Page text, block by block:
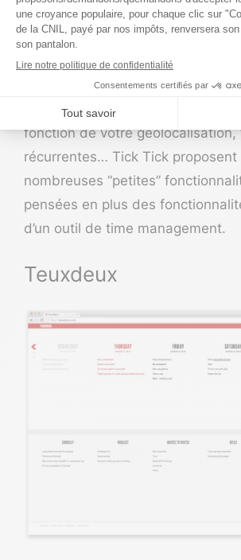
TickTickestun outil de gestion
listtrès complet puisque vous
to-do persos et pros. Saisie
transformation d’emails en
fonction de votre géolocalisation,
récurrentes… Tick Tick proposent
nombreuses “petites”
pensées en plus des
d’un outil de time management.
Teuxdeux